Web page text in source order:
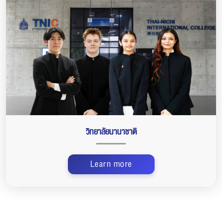
วิทยาลัยนานาชาติ
Learn more